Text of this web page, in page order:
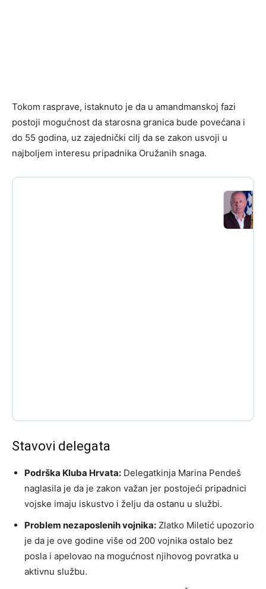
Tokom rasprave, istaknuto je da u amandmanskoj fazi
postoji mogućnost da starosna granica bude povećana i
do 55 godina, uz zajednički cilj da se zakon usvoji u
najboljem interesu pripadnika Oružanih snaga.
Stavovi delegata
Podrška Kluba Hrvata: Delegatkinja Marina Pendeš
naglasila je da je zakon važan jer postojeći pripadnici
vojske imaju iskustvo i želju da ostanu u službi.
Problem nezaposlenih vojnika: Zlatko Miletić upozorio
je da je ove godine više od 200 vojnika ostalo bez
posla i apelovao na mogućnost njihovog povratka u
aktivnu službu.